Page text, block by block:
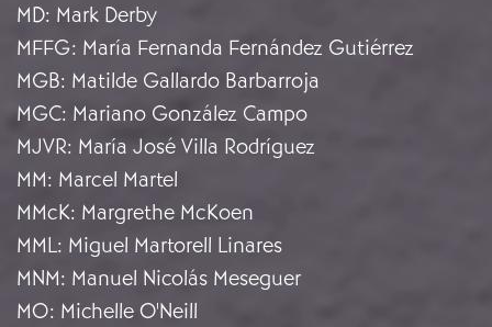
MD: Mark Derby
MFFG: María Fernanda Fernández Gutiérrez
MGB: Matilde Gallardo Barbarroja
MGC: Mariano González Campo
MJVR: María José Villa Rodríguez
MM: Marcel Martel
MMcK: Margrethe McKoen
MML: Miguel Martorell Linares
MNM: Manuel Nicolás Meseguer
MO: Michelle O'Neill